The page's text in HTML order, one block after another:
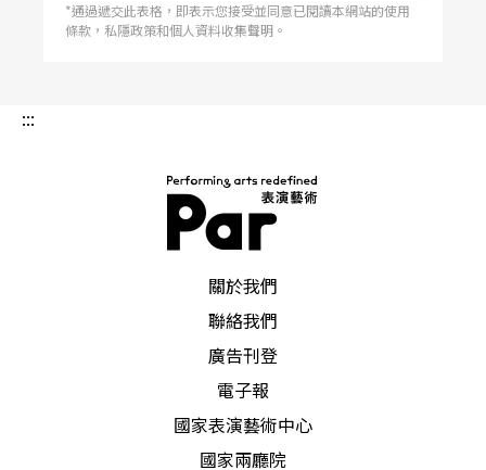
*通過遞交此表格，即表示您接受並同意已閱讀本網站的使用
條款，私隱政策和個人資料收集聲明。
:::
關於我們
聯絡我們
廣告刊登
電子報
國家表演藝術中心
國家兩廳院